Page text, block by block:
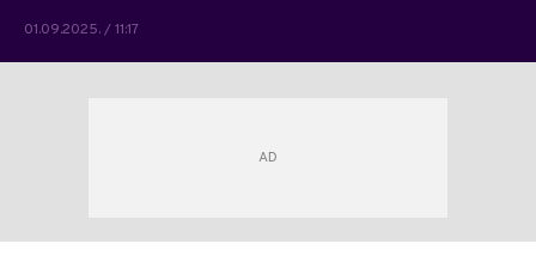
01.09.2025. / 11:17